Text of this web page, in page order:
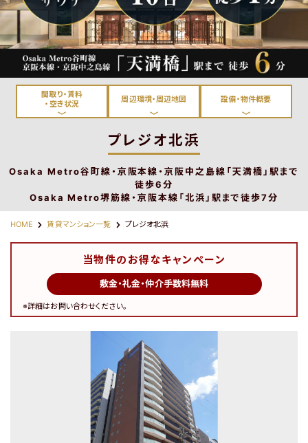
淀川区・東淀川区・吹田市・
豊中市
都島区・旭区・城東区・鶴見
東大阪市 神戸市・西宮市・宝塚市
路線から探す
間取り・賃料
・空き状況
周辺環境・周辺地図 設備・物件概要
プレジオ北浜
Osaka Metro谷町線・京阪本線・京阪中之島線「天満橋」駅まで
徒歩6分
Osaka Metro堺筋線・京阪本線「北浜」駅まで徒歩7分
HOME 賃貸マンション一覧 プレジオ北浜
当物件のお得なキャンペーン
敷金・礼金・仲介手数料無料
※詳細はお問い合わせください。